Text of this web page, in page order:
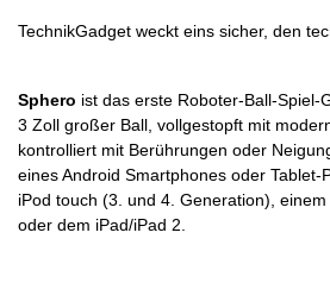
TechnikGadget weckt eins sicher, den
Sphero ist das erste Roboter-Ball-Spiel-
3 Zoll großer Ball, vollgestopft mit
kontrolliert mit Berührungen oder
eines Android Smartphones oder Tablet-
iPod touch (3. und 4. Generation),
oder dem iPad/iPad 2.